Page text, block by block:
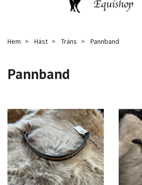
Hem Häst Träns Pannband
Pannband